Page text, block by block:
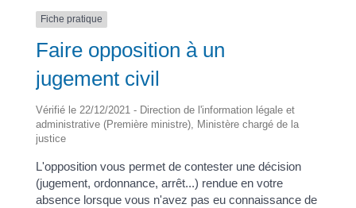
Fiche pratique
Faire opposition à un
jugement civil
Vérifié le 22/12/2021 - Direction de l'information légale et
administrative (Première ministre), Ministère chargé de la
justice
L'opposition vous permet de contester une décision
(jugement, ordonnance, arrêt...) rendue en votre
absence lorsque vous n'avez pas eu connaissance de